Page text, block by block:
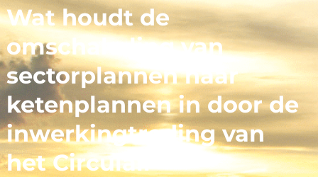
Wat houdt de
omschakeling van
sectorplannen naar
ketenplannen in door de
inwerkingtreding van
het Circulair